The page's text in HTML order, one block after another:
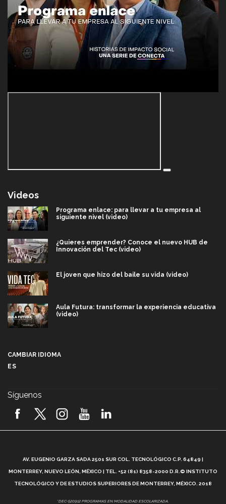
Videos
Programa enlace: para llevar a tu empresa al
siguiente nivel (video)
¿Quieres emprender? Conoce el nuevo HUB de
Innovación del Tec (video)
El joven que hizo del baile su vida (video)
Aula Futura: transformar la experiencia educativa
(video)
2026! (video)
¿Cómo es el Modelo Educativo Tec? (video)
Vida Tec: Feminismo e Inteligencia Artificial, Paola
CAMBIAR IDIOMA
ES
Síguenos
AV. EUGENIO GARZA SADA 2501 SUR COL. TECNOLÓGICO C.P. 64849 |
MONTERREY, NUEVO LEÓN, MÉXICO | TEL. +52 (81) 8358-2000 D.R.© INSTITUTO
TECNOLÓGICO Y DE ESTUDIOS SUPERIORES DE MONTERREY, MÉXICO. 2018
*DEC-520912 PROGRAMAS EN MODALIDAD ESCOLARIZADA.